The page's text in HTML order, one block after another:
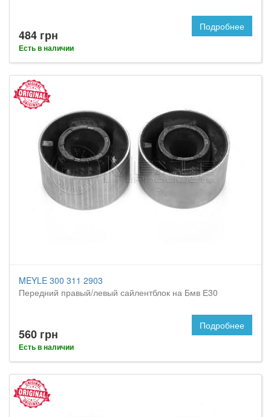
484 грн
Есть в наличии
Подробнее
MEYLE 300 311 2903
Передний правый/левый сайлентблок на Бмв Е30
560 грн
Есть в наличии
Подробнее